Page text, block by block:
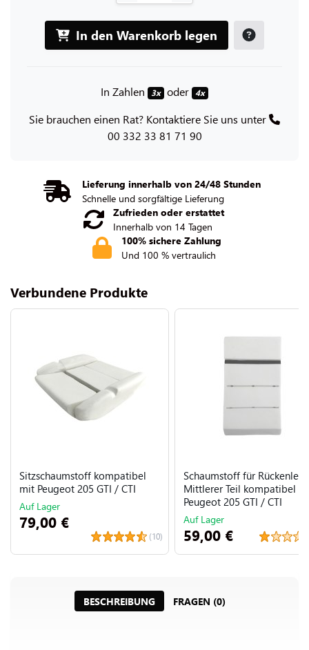
In den Warenkorb legen
In Zahlen 3x oder 4x
Sie brauchen einen Rat? Kontaktiere Sie uns unter
00 332 33 81 71 90
Lieferung innerhalb von 24/48 Stunden
Schnelle und sorgfältige Lieferung
Zufrieden oder erstattet
Innerhalb von 14 Tagen
100% sichere Zahlung
Und 100 % vertraulich
Verbundene Produkte
Sitzschaumstoff kompatibel
mit Peugeot 205 GTI / CTI
(10)
Auf Lager
79,00 €
Schaumstoff für
Mittlerer Teil kompatibel
Peugeot 205 GTI / CTI
Auf Lager
59,00 €
BESCHREIBUNG FRAGEN (0)